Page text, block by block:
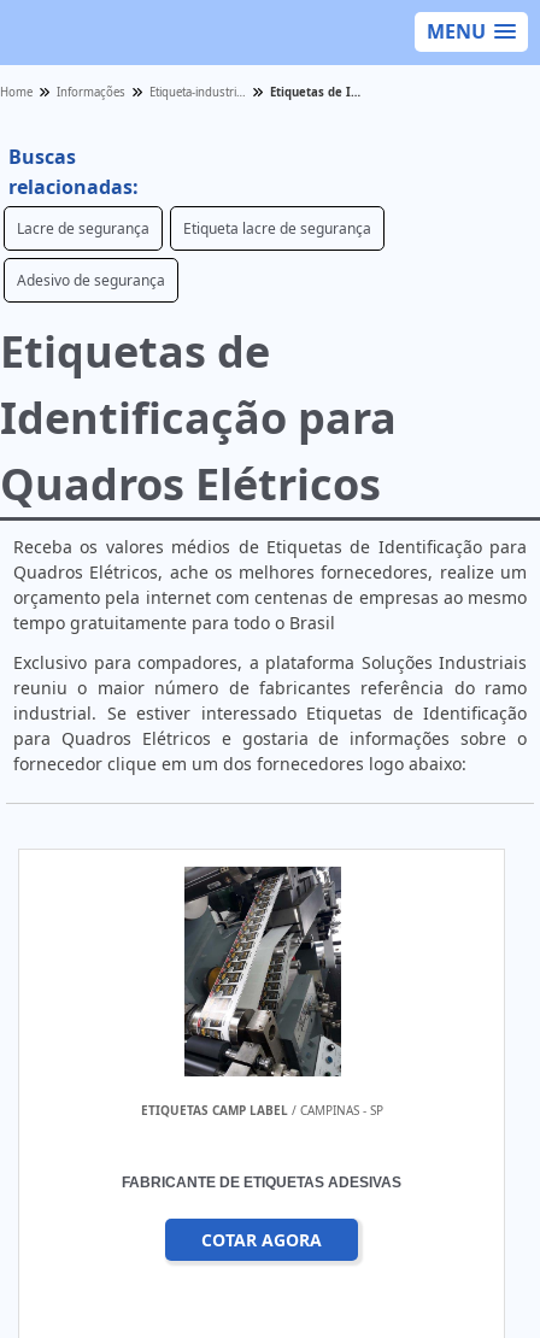
MENU
Home Informações Etiqueta-industrial - Categoria Etiquetas de Identificação para Quadros Elétricos
Buscas
relacionadas:
Lacre de segurança Etiqueta lacre de segurança
Adesivo de segurança
Etiquetas de
Identificação para
Quadros Elétricos
Receba os valores médios de Etiquetas de Identificação para
Quadros Elétricos, ache os melhores fornecedores, realize um
orçamento pela internet com centenas de empresas ao mesmo
tempo gratuitamente para todo o Brasil
Exclusivo para compadores, a plataforma Soluções Industriais
reuniu o maior número de fabricantes referência do ramo
industrial. Se estiver interessado Etiquetas de Identificação
para Quadros Elétricos e gostaria de informações sobre o
fornecedor clique em um dos fornecedores logo abaixo:
ETIQUETAS CAMP LABEL/ CAMPINAS - SP
FABRICANTE DE ETIQUETAS ADESIVAS
COTAR AGORA